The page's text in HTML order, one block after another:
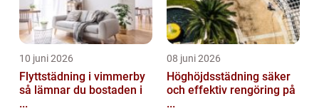
10 juni 2026
Flyttstädning i vimmerby
så lämnar du bostaden i
...
08 juni 2026
Höghöjdsstädning säker
och effektiv rengöring på
...